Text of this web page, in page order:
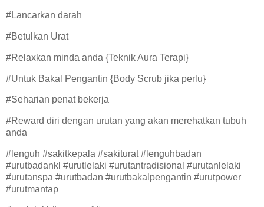
#Lancarkan darah
#Betulkan Urat
#Relaxkan minda anda {Teknik Aura Terapi}
#Untuk Bakal Pengantin {Body Scrub jika perlu}
#Seharian penat bekerja
#Reward diri dengan urutan yang akan merehatkan tubuh
anda
#lenguh #sakitkepala #sakiturat #lenguhbadan
#urutbadankl #urutlelaki #urutantradisional #urutanlelaki
#urutanspa #urutbadan #urutbakalpengantin #urutpower
#urutmantap